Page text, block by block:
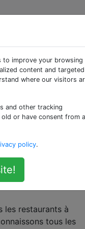
l'acidité?
la sauce est un
de sodium, mais les
Quel
les restaurants à
tous les
to improve your browsing
content and targeted
where our visitors
and other tracking
or have consent from a
policy.